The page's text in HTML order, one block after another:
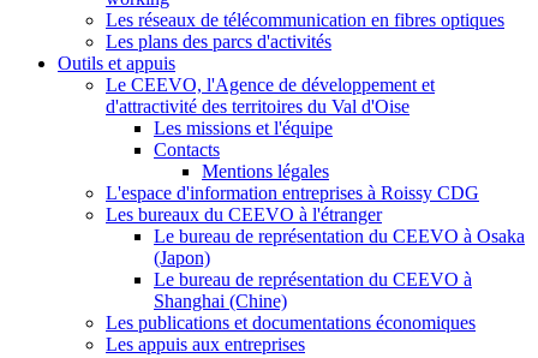
Les réseaux de télécommunication en fibres optiques
Les plans des parcs d'activités
Outils et appuis
Le CEEVO, l'Agence de développement et
d'attractivité des territoires du Val d'Oise
Les missions et l'équipe
Contacts
Mentions légales
L'espace d'information entreprises à Roissy CDG
Les bureaux du CEEVO à l'étranger
Le bureau de représentation du CEEVO à Osaka
(Japon)
Le bureau de représentation du CEEVO à
Shanghai (Chine)
Les publications et documentations économiques
Les appuis aux entreprises